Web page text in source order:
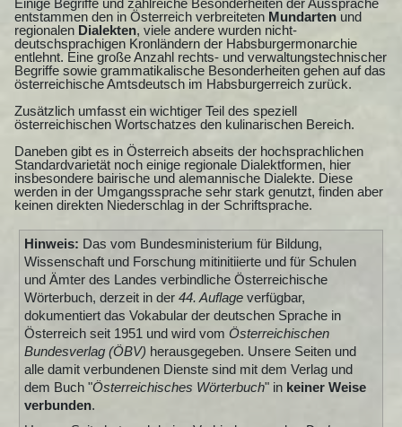
Einige Begriffe und zahlreiche Besonderheiten der Aussprache
entstammen den in Österreich verbreiteten Mundarten und
regionalen Dialekten, viele andere wurden nicht-
deutschsprachigen Kronländern der Habsburgermonarchie
entlehnt. Eine große Anzahl rechts- und verwaltungstechnischer
Begriffe sowie grammatikalische Besonderheiten gehen auf das
österreichische Amtsdeutsch im Habsburgerreich zurück.
Zusätzlich umfasst ein wichtiger Teil des speziell
österreichischen Wortschatzes den kulinarischen Bereich.
Daneben gibt es in Österreich abseits der hochsprachlichen
Standardvarietät noch einige regionale Dialektformen, hier
insbesondere bairische und alemannische Dialekte. Diese
werden in der Umgangssprache sehr stark genutzt, finden aber
keinen direkten Niederschlag in der Schriftsprache.
Hinweis: Das vom Bundesministerium für Bildung,
Wissenschaft und Forschung mitinitiierte und für Schulen
und Ämter des Landes verbindliche Österreichische
Wörterbuch, derzeit in der 44. Auflageverfügbar,
dokumentiert das Vokabular der deutschen Sprache in
Österreich seit 1951 und wird vom Österreichischen
Bundesverlag (ÖBV) herausgegeben. Unsere Seiten und
alle damit verbundenen Dienste sind mit dem Verlag und
dem Buch "Österreichisches Wörterbuch" in keiner Weise
verbunden.